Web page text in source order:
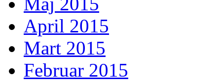
April 2015
Mart 2015
Februar 2015